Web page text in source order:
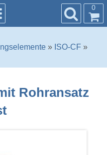
0
» ISO-CF »
Rohransatz